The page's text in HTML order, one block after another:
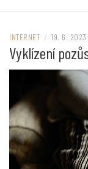
INTERNET / 19. 6. 2023
Vyklízení